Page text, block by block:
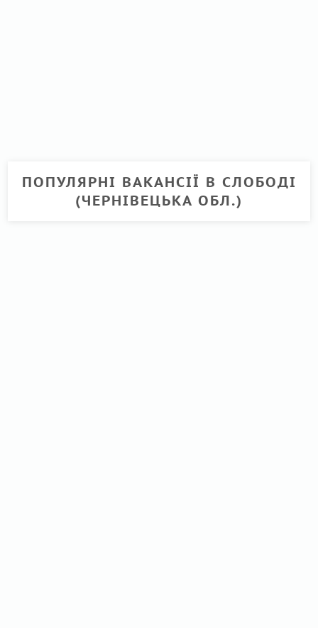
ПОПУЛЯРНІ ВАКАНСІЇ В СЛОБОДІ
(ЧЕРНІВЕЦЬКА ОБЛ.)